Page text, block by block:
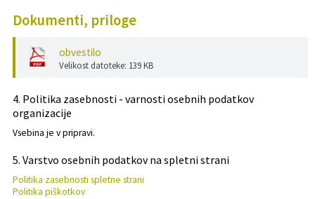
Dokumenti, priloge
obvestilo
Velikost datoteke: 139 KB
4. Politika zasebnosti - varnosti osebnih podatkov
organizacije
Vsebina je v pripravi.
5. Varstvo osebnih podatkov na spletni strani
Politika zasebnosti spletne strani
Politika piškotkov
Projekti in investicije
Varstvo osebnih podatkov